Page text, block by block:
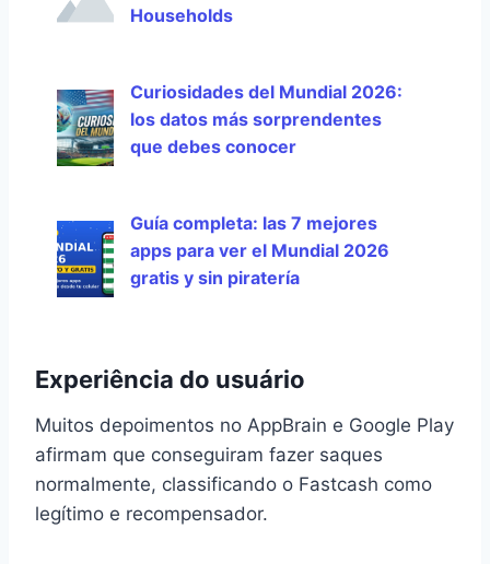
Households
Curiosidades del Mundial 2026:
los datos más sorprendentes
que debes conocer
Guía completa: las 7 mejores
apps para ver el Mundial 2026
gratis y sin piratería
Experiência do usuário
Muitos depoimentos no AppBrain e Google Play
afirmam que conseguiram fazer saques
normalmente, classificando o Fastcash como
legítimo e recompensador.